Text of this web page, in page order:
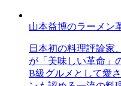
山本益博のラーメン
日本初の料理評論家
が「美味しい革命」
B級グルメとして愛